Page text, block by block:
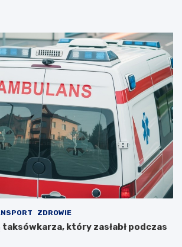
ZDROWIE
który zasłabł podczas